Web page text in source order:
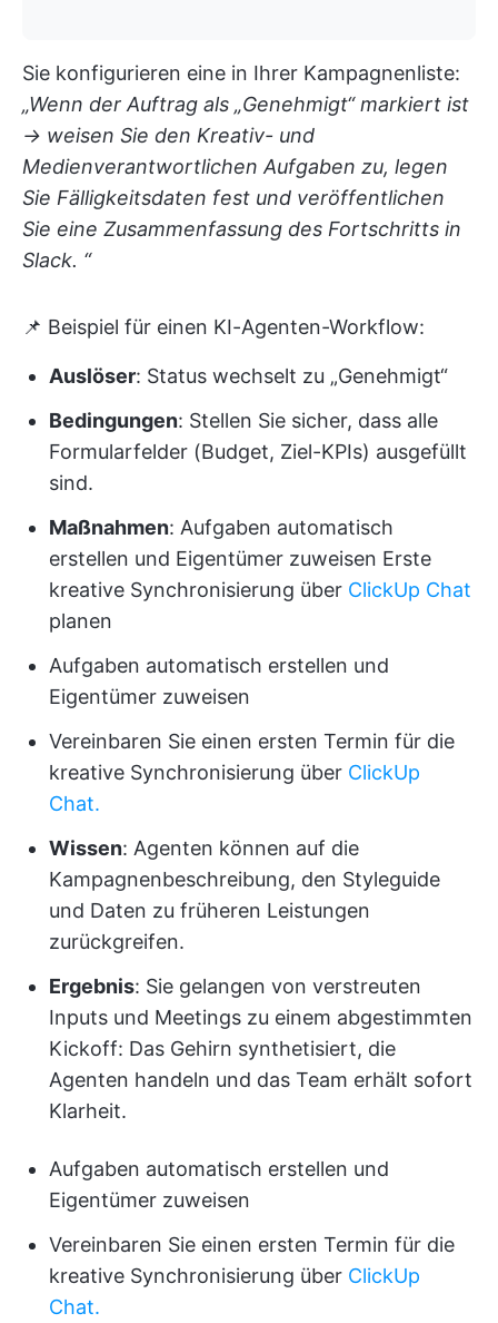
Sie konfigurieren eine in Ihrer Kampagnenliste:
„Wenn der Auftrag als „Genehmigt“ markiert ist
→ weisen Sie den Kreativ- und
Medienverantwortlichen Aufgaben zu, legen
Sie Fälligkeitsdaten fest und veröffentlichen
Sie eine Zusammenfassung des Fortschritts in
Slack. “
📌 Beispiel für einen KI-Agenten-Workflow:
Auslöser: Status wechselt zu „Genehmigt“
Bedingungen: Stellen Sie sicher, dass alle
Formularfelder (Budget, Ziel-KPIs) ausgefüllt
sind.
Maßnahmen: Aufgaben automatisch
erstellen und Eigentümer zuweisen Erste
kreative Synchronisierung über ClickUp Chat
planen
Aufgaben automatisch erstellen und
Eigentümer zuweisen
Vereinbaren Sie einen ersten Termin für die
kreative Synchronisierung über ClickUp
Chat.
Wissen: Agenten können auf die
Kampagnenbeschreibung, den Styleguide
und Daten zu früheren Leistungen
zurückgreifen.
Ergebnis: Sie gelangen von verstreuten
Inputs und Meetings zu einem abgestimmten
Kickoff: Das Gehirn synthetisiert, die
Agenten handeln und das Team erhält sofort
Klarheit.
Aufgaben automatisch erstellen und
Eigentümer zuweisen
Vereinbaren Sie einen ersten Termin für die
kreative Synchronisierung über ClickUp
Chat.